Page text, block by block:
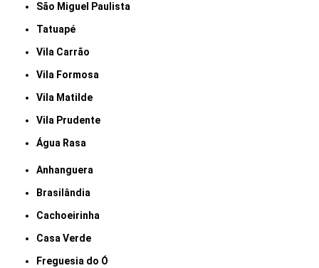
São Miguel Paulista
Tatuapé
Vila Carrão
Vila Formosa
Vila Matilde
Vila Prudente
Água Rasa
Anhanguera
Brasilândia
Cachoeirinha
Casa Verde
Freguesia do Ó